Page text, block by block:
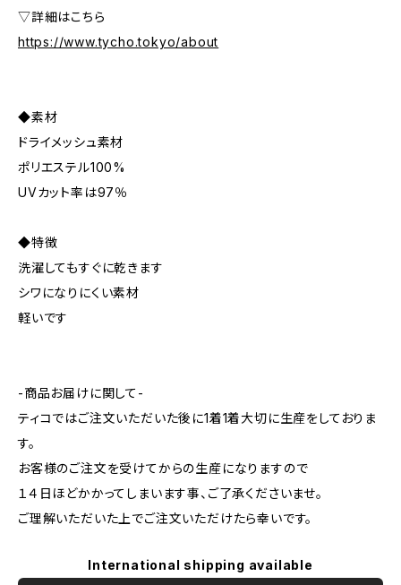
▽詳細はこちら
https://www.tycho.tokyo/about
◆素材
ドライメッシュ素材
ポリエステル100%
UVカット率は97％
◆特徴
洗濯してもすぐに乾きます
シワになりにくい素材
軽いです
-商品お届けに関して-
ティコではご注文いただいた後に1着1着大切に生産をしておりま
す。
お客様のご注文を受けてからの生産になりますので
１４日ほどかかってしまいます事、ご了承くださいませ。
ご理解いただいた上でご注文いただけたら幸いです。
International shipping available